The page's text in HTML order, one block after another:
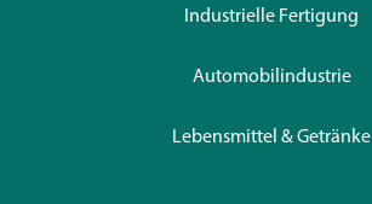
Industrielle Fertigung
Automobilindustrie
Lebensmittel & Getränke